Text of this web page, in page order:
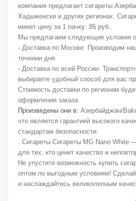
компания предлагает сигареты
Хадыженске и других регионах.
имеет цену за 1 пачку: 85 руб..
Мы предлагаем следующие условия
- Доставка по Москве: Производим
течении дня
- Доставка по всей России:
выбираете удобный способ для вас
Стоимость доставки по регионам
оформлении заказа
Произведены они в: Азербайджан/
что является гарантией высокого
стандартам безопасности.
. Сигареты Сигареты MG Nano White
для тех, кто ценит качество и
Не упустите возможность купить
оптом по выгодным условиям!
и наслаждайтесь великолепным